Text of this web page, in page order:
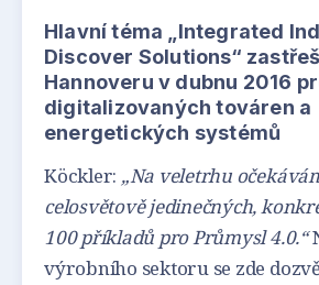
Hlavní téma „Integrated
Discover Solutions“
Hannoveru v dubnu 2016
digitalizovaných továren a
energetických systémů
Köckler: „Na veletrhu
celosvětově jedinečných,
100 příkladů pro Průmysl 4.0.“
výrobního sektoru se zde